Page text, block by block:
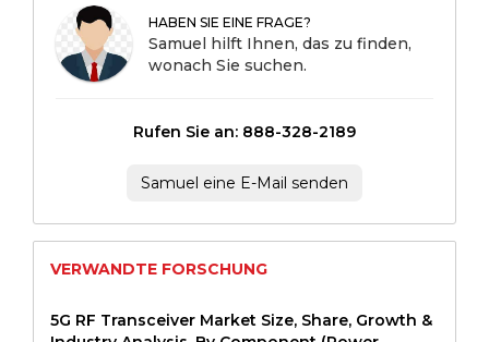
HABEN SIE EINE FRAGE?
Samuel hilft Ihnen, das zu finden,
wonach Sie suchen.
Rufen Sie an: 888-328-2189
Samuel eine E-Mail senden
VERWANDTE FORSCHUNG
5G RF Transceiver Market Size, Share, Growth &